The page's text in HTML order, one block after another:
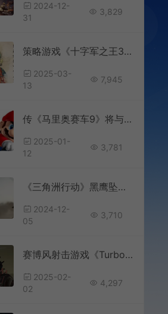
2024-12-
31
3,829
策略游戏《十字军之王3》季票“第四章”已上线
2025-03-
13
7,945
传《马里奥赛车9》将与NS2同步在3月发售
2025-01-
12
3,781
《三角洲行动》黑鹰坠落全新实录预告 PC端2025年1月上线
2024-12-
05
3,710
赛博风射击游戏《Turbo Overkill》登陆主机平台
2025-02-
02
4,297